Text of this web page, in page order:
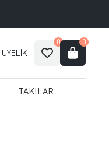
ÜYELIK
0 0
TAKILAR